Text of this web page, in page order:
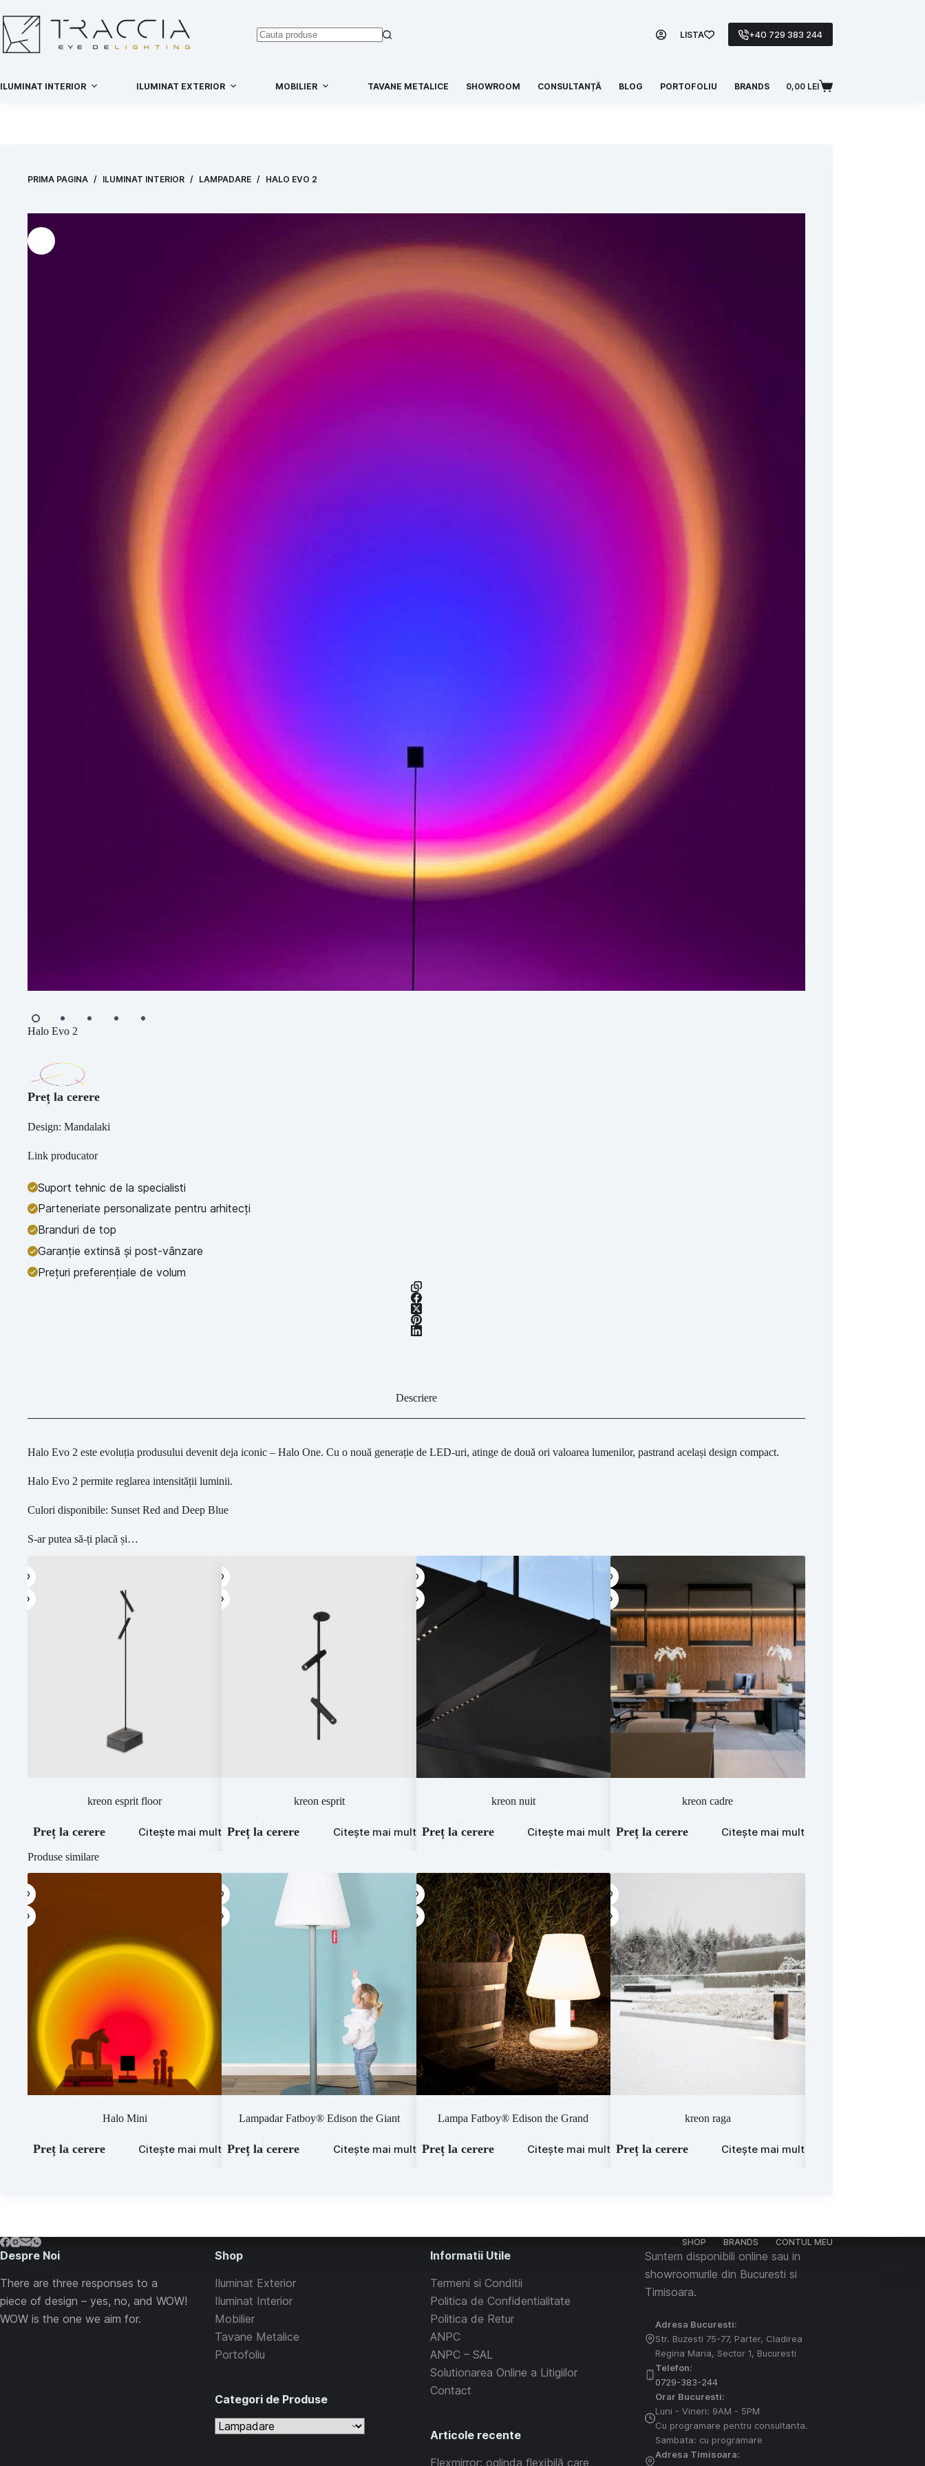
LISTA +40 729 383 244
ILUMINAT INTERIOR ILUMINAT EXTERIOR MOBILIER TAVANE METALICE SHOWROOM CONSULTANȚĂ BLOG PORTOFOLIU BRANDS 0,00 LEI
PRIMA PAGINA / ILUMINAT INTERIOR / LAMPADARE / HALO EVO 2
Halo Evo 2
Preț la cerere
Design: Mandalaki
Link producator
Suport tehnic de la specialisti
Parteneriate personalizate pentru arhitecți
Branduri de top
Garanție extinsă și post-vânzare
Prețuri preferențiale de volum
Descriere
Halo Evo 2 este evoluția produsului devenit deja iconic – Halo One. Cu o nouă generație de LED-uri, atinge de două ori valoarea lumenilor, pastrand același design compact.
Halo Evo 2 permite reglarea intensității luminii.
Culori disponibile: Sunset Red and Deep Blue
S-ar putea să-ți placă și…
kreon esprit floor
Preț la cerere Citește mai mult
kreon esprit
Preț la cerere Citește mai mult
kreon nuit
Preț la cerere Citește mai mult
kreon cadre
Preț la cerere Citește mai mult
Produse similare
Halo Mini
Preț la cerere Citește mai mult
Lampadar Fatboy® Edison the Giant
Preț la cerere Citește mai mult
Lampa Fatboy® Edison the Grand
Preț la cerere Citește mai mult
kreon raga
Preț la cerere Citește mai mult
SHOP BRANDS CONTUL MEU
Despre Noi
There are three responses to a
piece of design – yes, no, and WOW!
WOW is the one we aim for.
Shop
Iluminat Exterior
Iluminat Interior
Mobilier
Tavane Metalice
Portofoliu
Categori de Produse
Informatii Utile
Termeni si Conditii
Politica de Confidentialitate
Politica de Retur
ANPC
ANPC – SAL
Solutionarea Online a Litigiilor
Contact
Articole recente
Flexmirror: oglinda flexibilă care
Suntem disponibili online sau in
showroomurile din Bucuresti si
Timisoara.
Adresa Bucuresti:
Str. Buzesti 75-77, Parter, Cladirea
Regina Maria, Sector 1, Bucuresti
Telefon:
0729-383-244
Orar Bucuresti:
Luni - Vineri: 9AM - 5PM
Cu programare pentru consultanta.
Sambata: cu programare
Adresa Timisoara: